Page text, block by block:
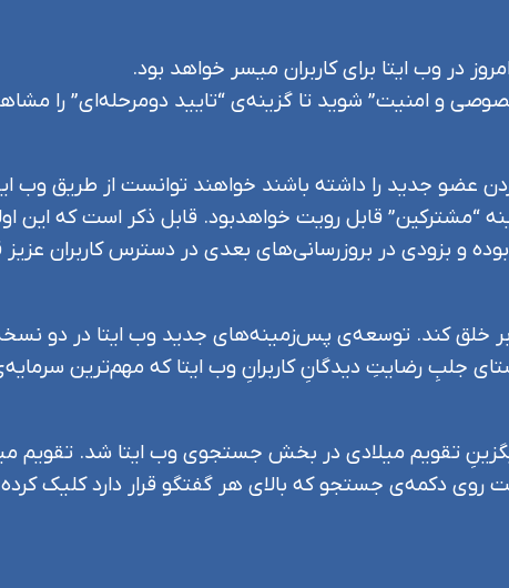
در وب ایتا برای کاربران میسر خواهد بود.
و امنیت” شوید تا گزینه‌ی “تایید دومرحله‌ای” را
عضو جدید را داشته باشند خواهند توانست از طریق وب
“مشترکین” قابل رویت خواهد‌بود. قابل ذکر است که این
و بزودی در بروزرسانی‌های بعدی در دسترس کاربران
خلق کند. توسعه‌ی پس‌زمینه‌های جدید وب ایتا در دو
جلبِ رضایتِ دیدگانِ کاربرانِ وب ایتا که مهم‌ترین
تقویم میلادی در بخش جستجوی وب ایتا شد. تقویم
دکمه‌ی جستجو که بالای هر گفتگو قرار دارد کلیک کرده